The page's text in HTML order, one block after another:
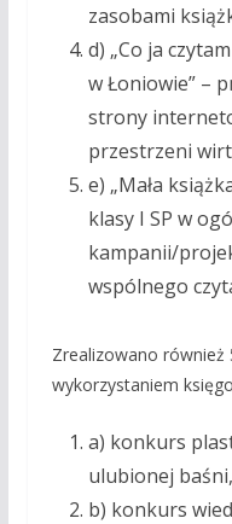
zasobami
d) „Co ja
w Łoniowie” –
strony
przestrzeni
e) „Mała
klasy I SP w
kampanii/
wspólnego
Zrealizowano również
wykorzystaniem
a) konkurs
ulubionej baśni,
b) konkurs